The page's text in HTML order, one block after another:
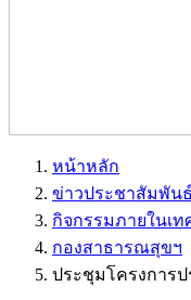
หน้าหลัก
ข่าวประชาสัมพันธ์
กิจกรรมภายในเท
กองสาธารณสุขฯ
ประชุมโครงการ